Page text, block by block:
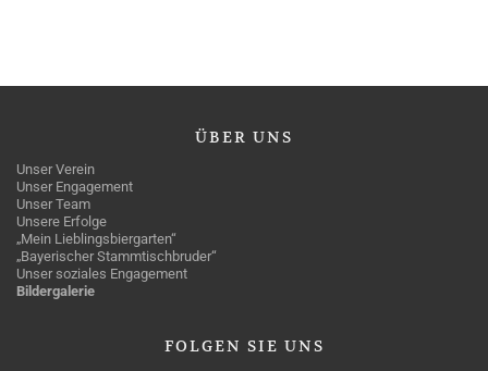
ÜBER UNS
Unser Verein
Unser Engagement
Unser Team
Unsere Erfolge
„Mein Lieblingsbiergarten“
„Bayerischer Stammtischbruder“
Unser soziales Engagement
Bildergalerie
FOLGEN SIE UNS